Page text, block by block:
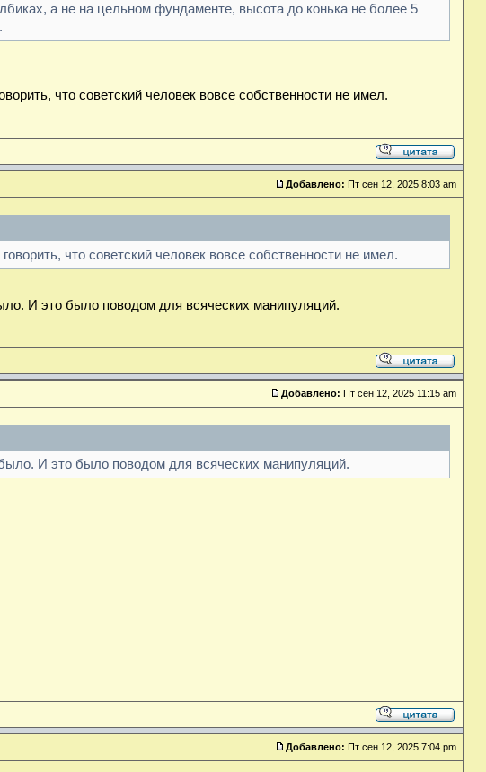
а не на цельном фундаменте, высота до конька не более 5
что советский человек вовсе собственности не имел.
Добавлено: Пт сен 12, 2025 8:03 am
что советский человек вовсе собственности не имел.
И это было поводом для всяческих манипуляций.
Добавлено: Пт сен 12, 2025 11:15 am
И это было поводом для всяческих манипуляций.
Добавлено: Пт сен 12, 2025 7:04 pm